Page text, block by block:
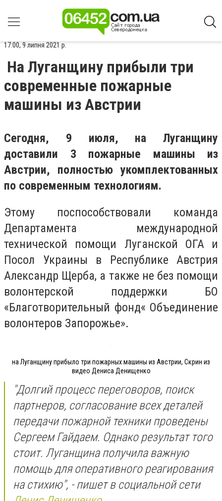
17:00, 9 липня 2021 р.
На Луганщину прибыли три
современные пожарные
машины из Австрии
Сегодня, 9 июля, на Луганщину
доставили 3 пожарные машины из
Австрии, полностью укомплектованных
по современным технологиям.
Этому поспособствовали команда
Департамента международной
технической помощи Луганской ОГА и
Посол Украины в Республике Австрия
Александр Щерба, а также не без помощи
волонтерской поддержки БО
«Благотворительный фонд« Объединение
волонтеров Запорожье».
на Луганщину прибыло три пожарных машины из Австрии, Скрин из
видео Дениса Денищенко
"Долгий процесс переговоров, поиск
партнеров, согласование всех деталей
передачи пожарной техники проведены
Сергеем Гайдаем. Однако результат того
стоит. Луганщина получила важную
помощь для оперативного реагирования
на стихию", - пишет в социальной сети